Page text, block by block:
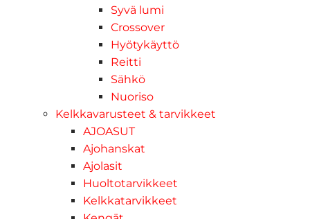
Syvä lumi
Crossover
Hyötykäyttö
Reitti
Sähkö
Nuoriso
Kelkkavarusteet & tarvikkeet
AJOASUT
Ajohanskat
Ajolasit
Huoltotarvikkeet
Kelkkatarvikkeet